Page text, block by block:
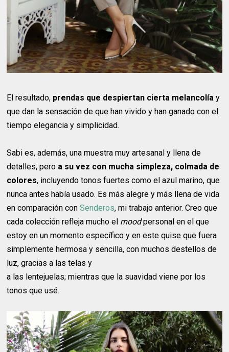
El resultado, prendas que despiertan cierta melancolía y
que dan la sensación de que han vivido y han ganado con el
tiempo elegancia y simplicidad.
Sabi es, además, una muestra muy artesanal y llena de
detalles, pero a su vez con mucha simpleza, colmada de
colores, incluyendo tonos fuertes como el azul marino, que
nunca antes había usado. Es más alegre y más llena de vida
en comparación conSenderos, mi trabajo anterior. Creo que
cada colección refleja mucho el moodpersonal en el que
estoy en un momento específico y en este quise que fuera
simplemente hermosa y sencilla, con muchos destellos de
luz, gracias a las telas y
a las lentejuelas; mientras que la suavidad viene por los
tonos que usé.